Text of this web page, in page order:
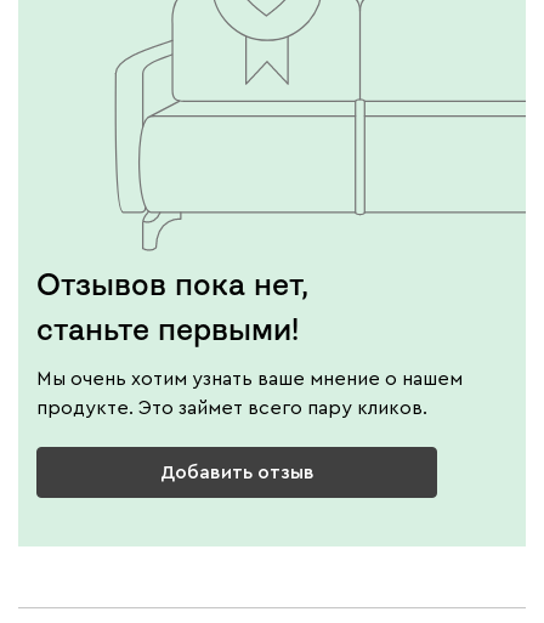
Отзывов пока нет,
станьте первыми!
Мы очень хотим узнать ваше мнение о нашем
продукте. Это займет всего пару кликов.
Добавить отзыв